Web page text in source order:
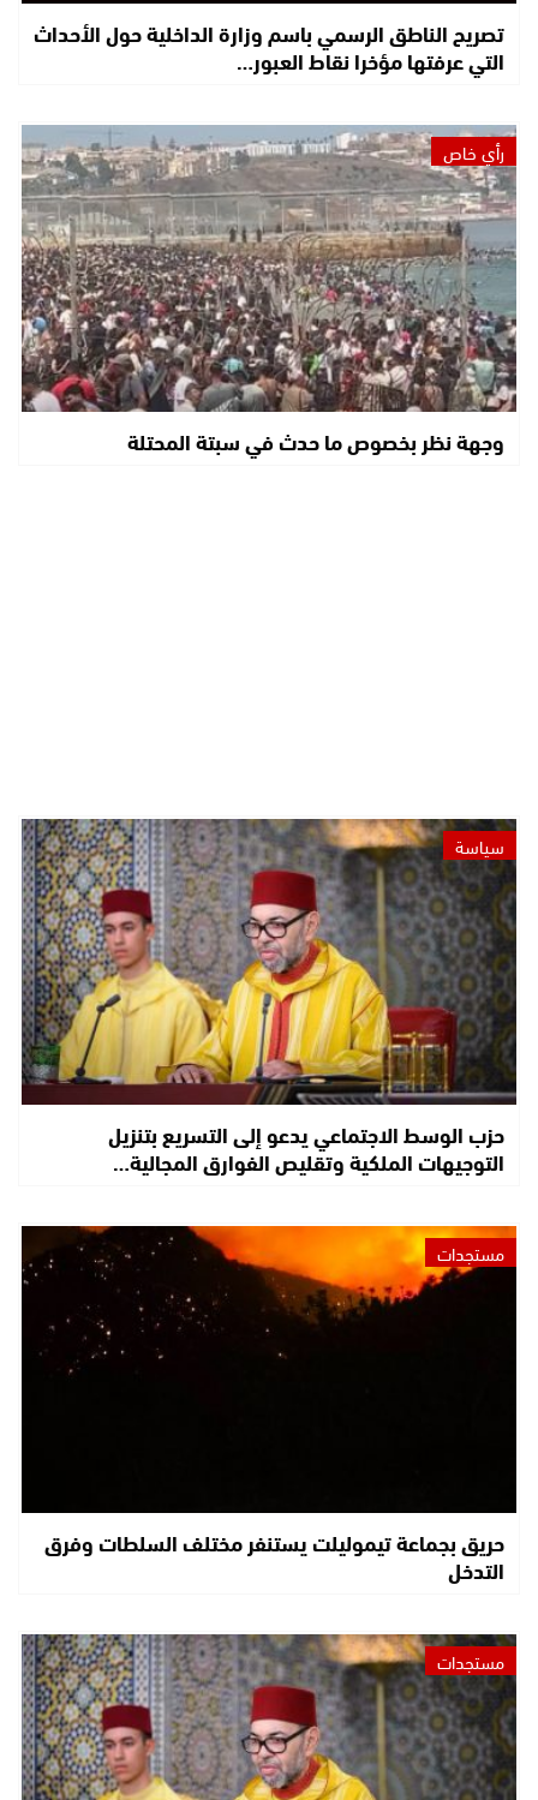
تصريح الناطق الرسمي باسم وزارة الداخلية حول الأحداث
التي عرفتها مؤخرا نقاط العبور…
رأي خاص
وجهة نظر بخصوص ما حدث في سبتة المحتلة
سياسة
حزب الوسط الاجتماعي يدعو إلى التسريع بتنزيل
التوجيهات الملكية وتقليص الفوارق المجالية…
مستجدات
حريق بجماعة تيموليلت يستنفر مختلف السلطات وفرق
التدخل
مستجدات